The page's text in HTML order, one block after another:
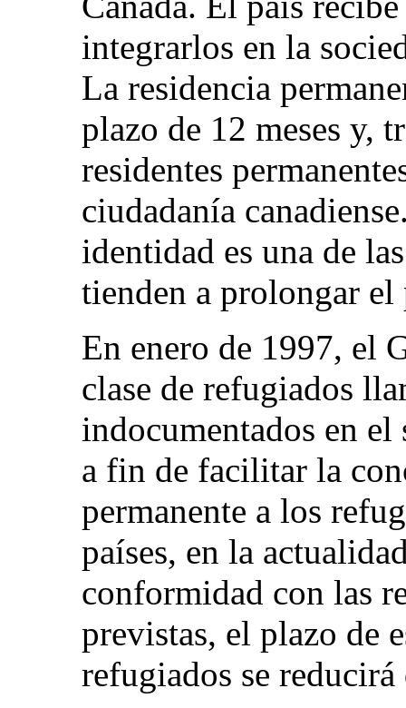
integrarlos en la
La residencia
plazo de 12 meses y,
residentes
ciudadanía
identidad es una de
tienden a prolongar el
En enero de 1997, el
clase de refugiados
indocumentados en
a fin de facilitar la
permanente a los
países, en la
conformidad con las
previstas, el plazo de
refugiados se